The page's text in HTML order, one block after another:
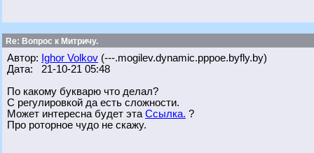
Re: Вопрос к Митричу.
Автор: Ighor Volkov (---.mogilev.dynamic.pppoe.byfly.by)
Дата: 21-10-21 05:48
По какому букварю что делал?
С регулировкой да есть сложности.
Может интересна будет эта Ссылка. ?
Про роторное чудо не скажу.